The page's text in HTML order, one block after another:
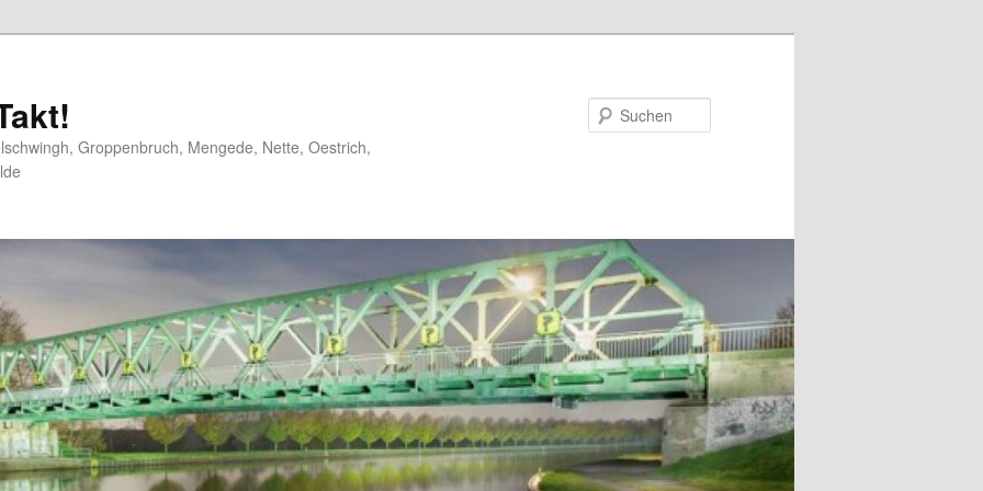
Groppenbruch, Mengede, Nette, Oestrich,